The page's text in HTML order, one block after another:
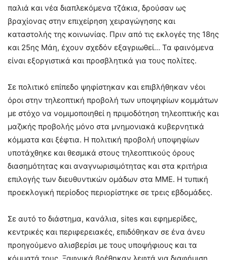
παλιά και νέα διαπλεκόμενα τζάκια, δρούσαν ως
βραχίονας στην επιχείρηση χειραγώγησης και
καταστολής της κοινωνίας. Πριν από τις εκλογές της 18ης
και 25ης Μάη, έχουν σχεδόν εξαγριωθεί… Τα φαινόμενα
είναι εξοργιστικά και προσβλητικά για τους πολίτες.
Σε πολιτικό επίπεδο ψηφίστηκαν και επιβλήθηκαν νέοι
όροι στην τηλεοπτική προβολή των υποψηφίων κομμάτων
με στόχο να νομιμοποιηθεί η πριμοδότηση τηλεοπτικής και
μαζικής προβολής μόνο στα μνημονιακά κυβερνητικά
κόμματα και ξέφτια. Η πολιτική προβολή υποψηφίων
υποτάχθηκε και θεσμικά στους τηλεοπτικούς όρους
διασημότητας και αναγνωρισιμότητας και στα κριτήρια
επιλογής των διευθυντικών ομάδων στα ΜΜΕ. Η τυπική
προεκλογική περίοδος περιορίστηκε σε τρεις εβδομάδες.
Σε αυτό το διάστημα, κανάλια, sites και εφημερίδες,
κεντρικές και περιφερειακές, επιδόθηκαν σε ένα άνευ
προηγούμενο αλισβερίσι με τους υποψήφιους και τα